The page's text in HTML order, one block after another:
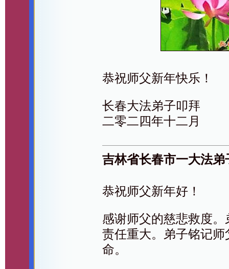
恭祝师父新年快乐！
长春大法弟子叩拜
二零二四年十二月
吉林省长春市一大法
恭祝师父新年好！
感谢师父的慈悲救度
责任重大。弟子铭记
命。